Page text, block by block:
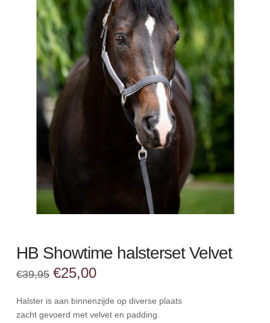
HB Showtime halsterset Velvet
€39,95 Oorspronkelijke
prijs
€39,95.
€25,00Huidige
€25,00.
Halster is aan binnenzijde op diverse plaats
zacht gevoerd met velvet en padding.